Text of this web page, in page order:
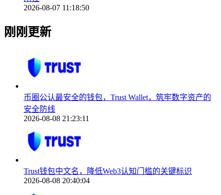
2026-08-07 11:18:50
刚刚更新
币圈公认最安全的钱包，Trust Wallet，筑牢数字资产的
安全防线
2026-08-08 21:23:11
Trust钱包中文名，降低Web3认知门槛的关键标识
2026-08-08 20:40:04